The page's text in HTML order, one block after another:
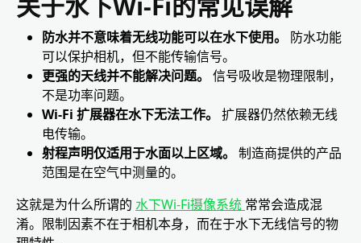
防水并不意味着无线功能可以在水下使用。
防水功能
可以保护相机，但不能传输信号。
更强的天线并不能解决问题。 信号吸收是物理限制，
不是功率问题。
Wi-Fi 扩展器在水下无法工作。 扩展器仍然依赖无线
电传输。
射程声明仅适用于水面以上区域。 制造商提供的产品
范围是在空气中测量的。
这就是为什么所谓的 水下Wi-Fi摄像系统 常常会造成混
淆。限制因素不在于相机本身，而在于水下无线信号的物